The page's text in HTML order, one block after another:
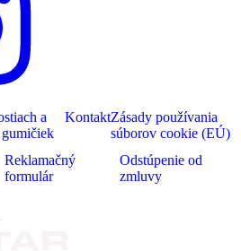
a
KontaktZásady používania
súborov cookie (EÚ)
Reklamačný
formulár
Odstúpenie od
zmluvy